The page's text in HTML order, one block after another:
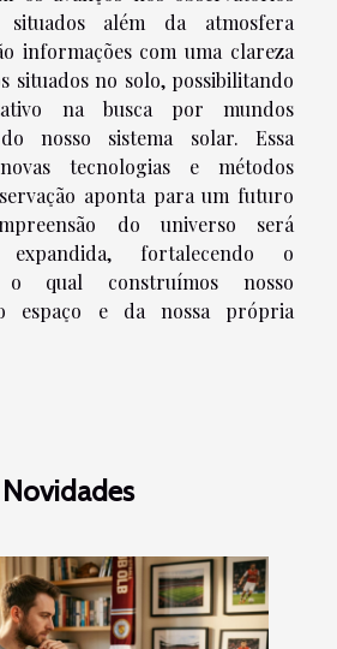
situados além da atmosfera
informações com uma clareza
situados no solo, possibilitando
na busca por mundos
nosso sistema solar. Essa
tecnologias e métodos
aponta para um futuro
do universo será
expandida, fortalecendo o
qual construímos nosso
espaço e da nossa própria
Novidades